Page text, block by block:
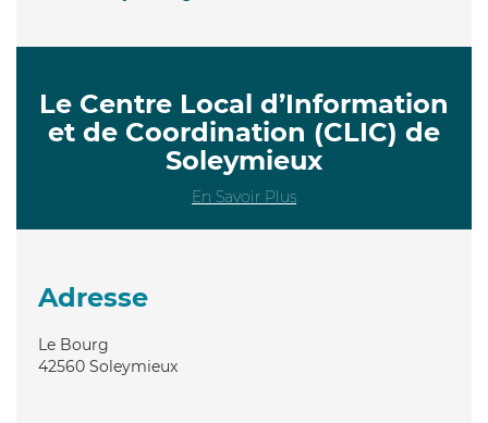
Le Centre Local d’Information
et de Coordination (CLIC) de
Soleymieux
En Savoir Plus
Adresse
Le Bourg
42560 Soleymieux